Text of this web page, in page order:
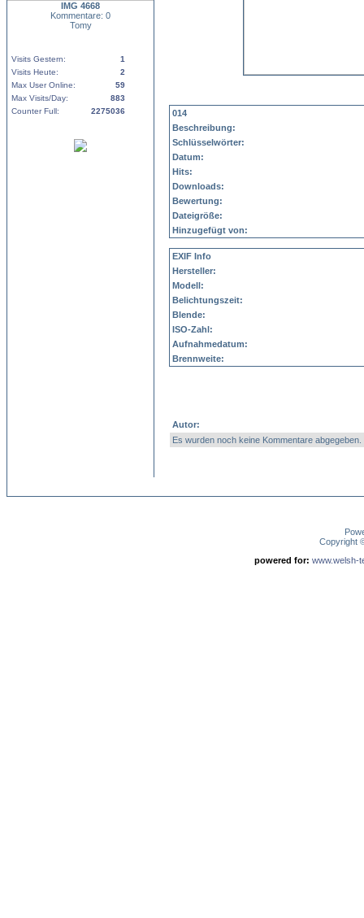
IMG 4668
Kommentare: 0
Tomy
Visits Gestern:
1
Visits Heute:
2
Max User Online:
59
Max Visits/Day:
883
Counter Full:
2275036
014
Beschreibung:
Schlüsselwörter:
Datum:
Hits:
Downloads:
Bewertung:
Dateigröße:
Hinzugefügt von:
EXIF Info
Hersteller:
Modell:
Belichtungszeit:
Blende:
ISO-Zahl:
Aufnahmedatum:
Brennweite:
Autor:
Es wurden noch keine Kommentare abgegeben.
Copyright
powered for: www.welsh-